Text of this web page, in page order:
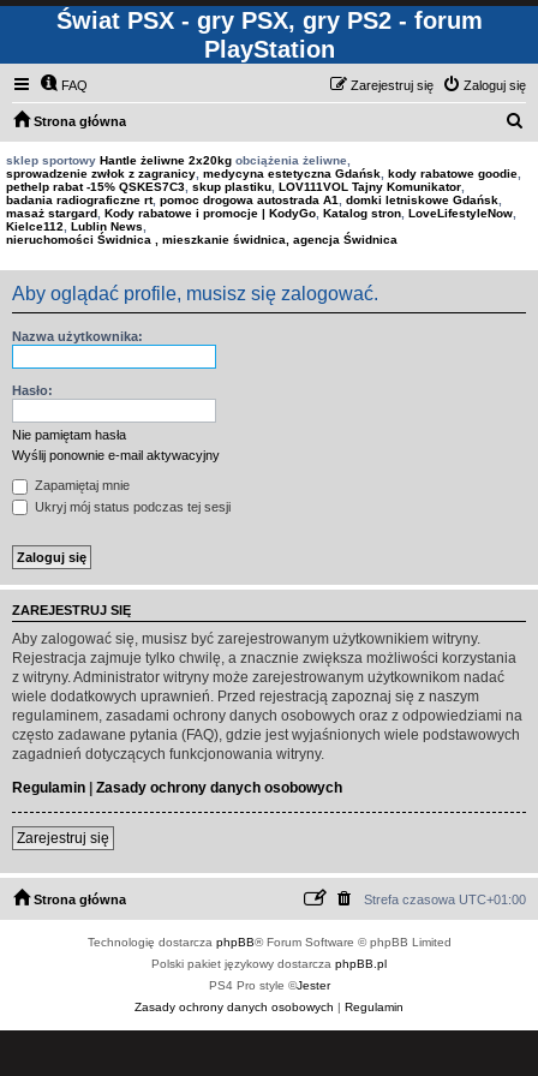
Świat PSX - gry PSX, gry PS2 - forum
PlayStation
FAQ Zaloguj się
Zarejestruj się
Strona główna
sklep sportowy Hantle żeliwne 2x20kg obciążenia żeliwne,
sprowadzenie zwłok z zagranicy medycyna estetyczna Gdańsk kody rabatowe goodie
pethelp rabat -15% QSKES7C3 skup plastiku LOV111VOL Tajny Komunikator
badania radiograficzne rt, pomoc drogowa autostrada A1 domki letniskowe Gdańsk
masaż stargard Kody rabatowe i promocje | KodyGo Katalog stron LoveLifestyleNow
Kielce112
Lublin News
nieruchomości Świdnica , mieszkanie świdnica, agencja Świdnica
Aby oglądać profile, musisz się zalogować.
Nazwa użytkownika:
Hasło:
Nie pamiętam hasła
Wyślij ponownie e-mail aktywacyjny
Zapamiętaj mnie
Ukryj mój status podczas tej sesji
ZAREJESTRUJ SIĘ
Aby zalogować się, musisz być zarejestrowanym użytkownikiem witryny.
Rejestracja zajmuje tylko chwilę, a znacznie zwiększa możliwości korzystania
z witryny. Administrator witryny może zarejestrowanym użytkownikom nadać
wiele dodatkowych uprawnień. Przed rejestracją zapoznaj się z naszym
regulaminem, zasadami ochrony danych osobowych oraz z odpowiedziami na
często zadawane pytania (FAQ), gdzie jest wyjaśnionych wiele podstawowych
zagadnień dotyczących funkcjonowania witryny.
Regulamin | Zasady ochrony danych osobowych
Zarejestruj się
Strona główna Strefa czasowa UTC+01:00
Technologię dostarcza phpBB® Forum Software © phpBB Limited
Polski pakiet językowy dostarcza phpBB.pl
PS4 Pro style ©Jester
Zasady ochrony danych osobowych | Regulamin